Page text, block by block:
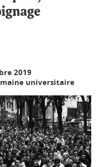
2019
universitaire